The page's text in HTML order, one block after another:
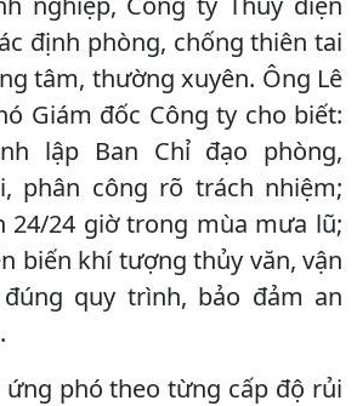
định phòng, chống thiên tai
tâm, thường xuyên. Ông Lê
Giám đốc Công ty cho biết:
lập Ban Chỉ đạo phòng,
phân công rõ trách nhiệm;
24/24 giờ trong mùa mưa lũ;
biến khí tượng thủy văn, vận
quy trình, bảo đảm an
ứng phó theo từng cấp độ rủi